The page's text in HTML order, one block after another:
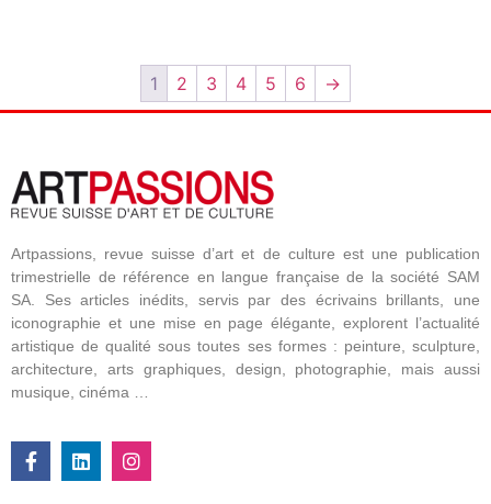
1 2 3 4 5 6 →
Artpassions, revue suisse d’art et de culture est une publication
trimestrielle de référence en langue française de la société SAM
SA. Ses articles inédits, servis par des écrivains brillants, une
iconographie et une mise en page élégante, explorent l’actualité
artistique de qualité sous toutes ses formes : peinture, sculpture,
architecture, arts graphiques, design, photographie, mais aussi
musique, cinéma …